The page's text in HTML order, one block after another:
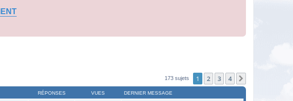
173 sujets 1 2 3 4
RÉPONSES VUES DERNIER MESSAGE